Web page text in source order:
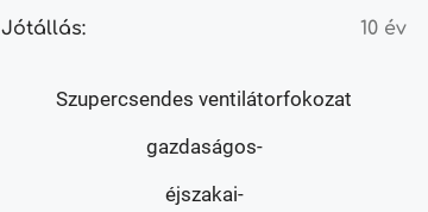
Jótállás: 10 év
Szupercsendes ventilátorfokozat
gazdaságos-
éjszakai-